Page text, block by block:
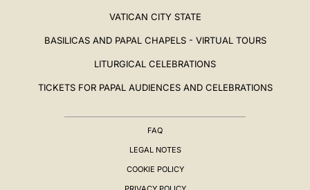
VATICAN CITY STATE
BASILICAS AND PAPAL CHAPELS - VIRTUAL TOURS
LITURGICAL CELEBRATIONS
TICKETS FOR PAPAL AUDIENCES AND CELEBRATIONS
FAQ
LEGAL NOTES
COOKIE POLICY